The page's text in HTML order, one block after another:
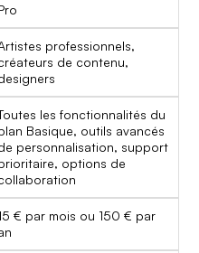
professionnels,
de contenu,
les fonctionnalités du
Basique, outils avancés
personnalisation, support
options de
€ par mois ou 150 € par